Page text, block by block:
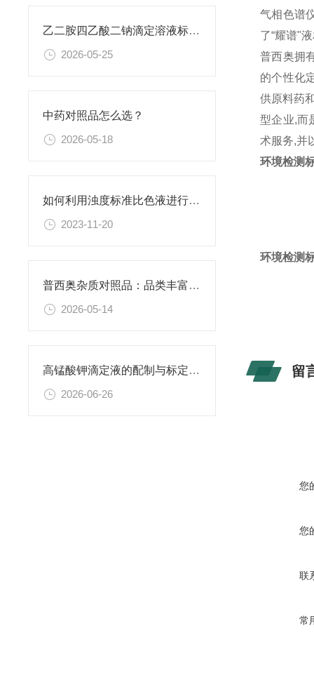
乙二胺四乙酸二钠滴定溶液标准物质的制备与应用指南
2026-05-25
中药对照品怎么选？
2026-05-18
如何利用浊度标准比色液进行水体生态系统的研究？
2023-11-20
普西奥杂质对照品：品类丰富，覆盖主流药物
2026-05-14
高锰酸钾滴定液的配制与标定全流程解析
2026-06-26
气相色谱
了“耀谱"
普西奥拥
的个性化
供原料药
型企业,而
术服务,并
环境检测
环境检测
留
您
您
联
常